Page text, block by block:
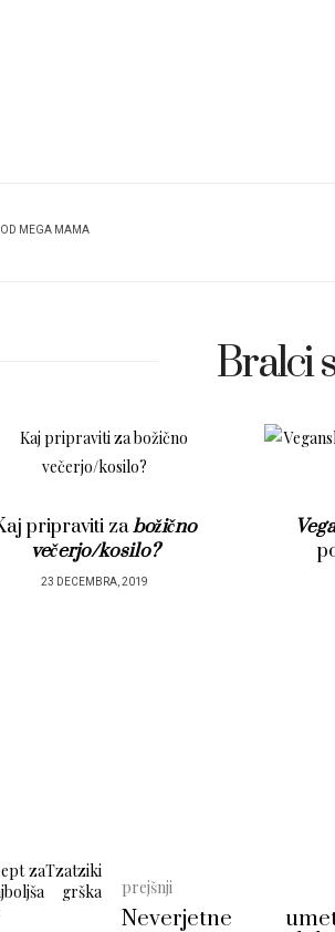
OD MEGA MAMA
Bralci
Veganski tatarski biftek
popečenim toastom
22 DECEMBRA, 2019
prejšnji
Neverjetne